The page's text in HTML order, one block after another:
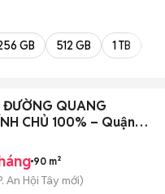
GB 512 GB 1 TB
ĐƯỜNG QUANG
CHỦ 100% – Quận
90 m²
An Hội Tây mới)